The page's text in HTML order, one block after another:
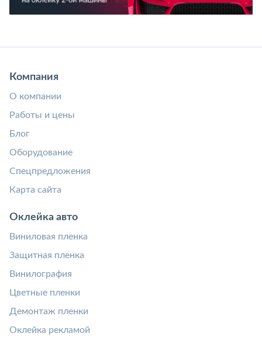
Компания
О компании
Работы и цены
Блог
Оборудование
Спецпредложения
Карта сайта
Оклейка авто
Виниловая пленка
Защитная пленка
Винилография
Цветные пленки
Демонтаж пленки
Оклейка рекламой